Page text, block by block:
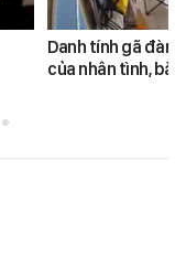
Danh tính gã
của nhân tình,